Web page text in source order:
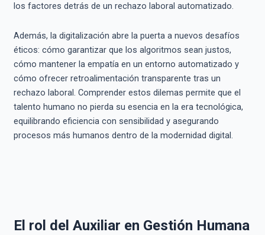
los factores detrás de un rechazo laboral automatizado.
Además, la digitalización abre la puerta a nuevos desafíos
éticos: cómo garantizar que los algoritmos sean justos,
cómo mantener la empatía en un entorno automatizado y
cómo ofrecer retroalimentación transparente tras un
rechazo laboral. Comprender estos dilemas permite que el
talento humano no pierda su esencia en la era tecnológica,
equilibrando eficiencia con sensibilidad y asegurando
procesos más humanos dentro de la modernidad digital.
El rol del Auxiliar en Gestión Humana